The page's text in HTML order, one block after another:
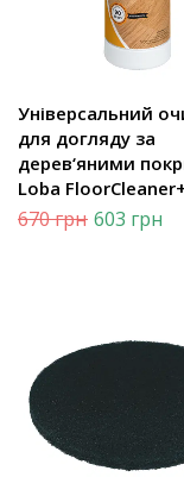
Універсальний
для догляду за
дерев‘яними
Loba
670грн 603 грн